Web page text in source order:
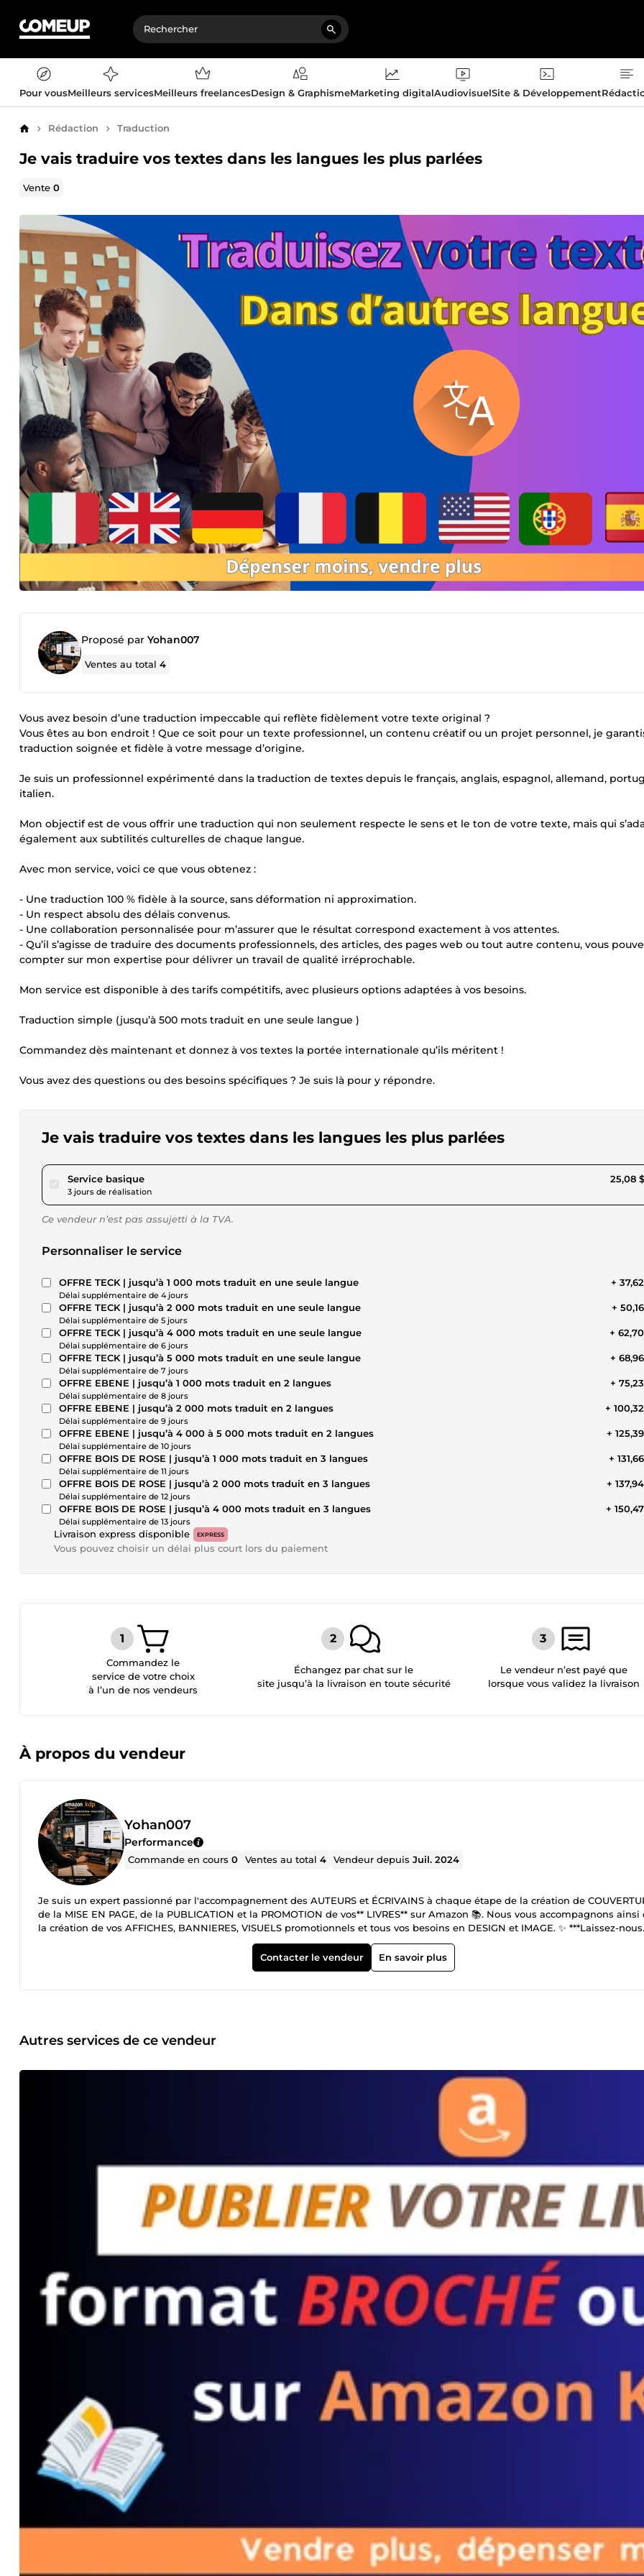
Pour vousMeilleurs servicesMeilleurs freelancesDesign & GraphismeMarketing digitalAudiovisuelSite & Développement
AccueilRédaction Traduction
Je vais traduire vos textes dans les langues les plus parlées
Vente0
Proposé par Yohan007
Ventes au total4
Vous avez besoin d’une traduction impeccable qui reflète fidèlement votre texte original ?
Vous êtes au bon endroit ! Que ce soit pour un texte professionnel, un contenu créatif ou un projet personnel, je
traduction soignée et fidèle à votre message d’origine.
Je suis un professionnel expérimenté dans la traduction de textes depuis le français, anglais, espagnol, allemand,
italien.
Mon objectif est de vous offrir une traduction qui non seulement respecte le sens et le ton de votre texte, mais qui
également aux subtilités culturelles de chaque langue.
Avec mon service, voici ce que vous obtenez :
- Une traduction 100 % fidèle à la source, sans déformation ni approximation.
- Un respect absolu des délais convenus.
- Une collaboration personnalisée pour m’assurer que le résultat correspond exactement à vos attentes.
- Qu’il s’agisse de traduire des documents professionnels, des articles, des pages web ou tout autre contenu, vous
compter sur mon expertise pour délivrer un travail de qualité irréprochable.
Mon service est disponible à des tarifs compétitifs, avec plusieurs options adaptées à vos besoins.
Traduction simple (jusqu’à 500 mots traduit en une seule langue )
Commandez dès maintenant et donnez à vos textes la portée internationale qu’ils méritent !
Vous avez des questions ou des besoins spécifiques ? Je suis là pour y répondre.
Je vais traduire vos textes dans les langues les plus parlées
Service basiquepour 23,11 $US
3 jours de réalisation
25,08
Ce vendeur n’est pas assujetti à la TVA.
Personnaliser le service
OFFRE TECK | jusqu’à 1 000 mots traduit en une seule langue
Délai supplémentaire de 4 jours
+
OFFRE TECK | jusqu’à 2 000 mots traduit en une seule langue
Délai supplémentaire de 5 jours
+
OFFRE TECK | jusqu’à 4 000 mots traduit en une seule langue
Délai supplémentaire de 6 jours
+
OFFRE TECK | jusqu’à 5 000 mots traduit en une seule langue
Délai supplémentaire de 7 jours
+
OFFRE EBENE | jusqu’à 1 000 mots traduit en 2 langues
Délai supplémentaire de 8 jours
+
OFFRE EBENE | jusqu’à 2 000 mots traduit en 2 langues
Délai supplémentaire de 9 jours
+
OFFRE EBENE | jusqu’à 4 000 à 5 000 mots traduit en 2 langues
Délai supplémentaire de 10 jours
+
OFFRE BOIS DE ROSE | jusqu’à 1 000 mots traduit en 3 langues
Délai supplémentaire de 11 jours
+
OFFRE BOIS DE ROSE | jusqu’à 2 000 mots traduit en 3 langues
Délai supplémentaire de 12 jours
+
OFFRE BOIS DE ROSE | jusqu’à 4 000 mots traduit en 3 langues
Délai supplémentaire de 13 jours
+
Livraison express disponible EXPRESS
Vous pouvez choisir un délai plus court lors du paiement
Commandez le
service de votre choix
à l’un de nos vendeurs
Échangez par chat sur le
site jusqu’à la livraison en toute sécurité
Le vendeur n’est payé que
lorsque vous validez la livraison
À propos du vendeur
Yohan007
Performance
Commande en cours0 Ventes au total4 Vendeur depuisJuil. 2024
Je suis un expert passionné par l'accompagnement des AUTEURS et ÉCRIVAINS à chaque étape de la création de
de la MISE EN PAGE, de la PUBLICATION et la PROMOTION de vos** LIVRES** sur Amazon 📚. Nous vous accompagnons ainsi
la création de vos AFFICHES, BANNIERES, VISUELS promotionnels et tous vos besoins en DESIGN et IMAGE. ✨ ***Laissez-nous
transformer vos concepts en visuels percutants qui captent l’attention et mettent en valeur votre projet. ***🚀
Contacter le vendeur
En savoir plus
Autres services de ce vendeur